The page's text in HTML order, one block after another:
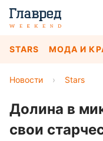
STARS МОДА И
Новости › Stars
Долина в
свои